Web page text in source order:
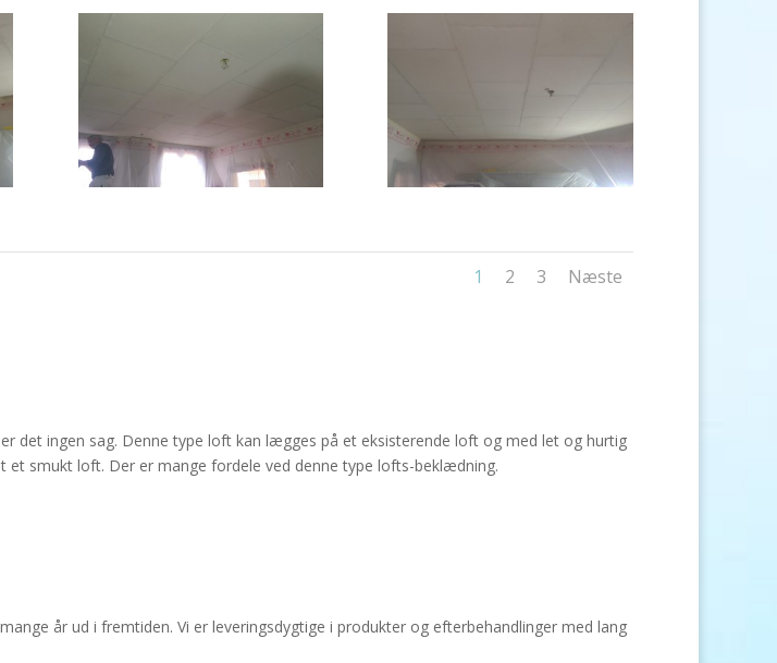
1 2 3 Næste
det ingen sag. Denne type loft kan lægges på et eksisterende loft og med let og hurtig
et smukt loft. Der er mange fordele ved denne type lofts-beklædning.
år ud i fremtiden. Vi er leveringsdygtige i produkter og efterbehandlinger med lang